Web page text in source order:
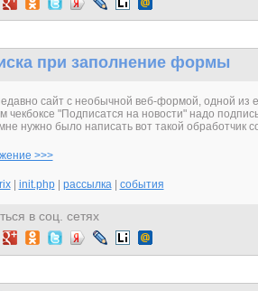
при заполнение формы
сайт с необычной веб-формой, одной из
чекбоксе "Подписатся на новости" надо
нужно было написать вот такой
>>>
| init.php| рассылка| события
в соц. сетях